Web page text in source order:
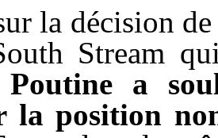
la décision
Stream
a
la position